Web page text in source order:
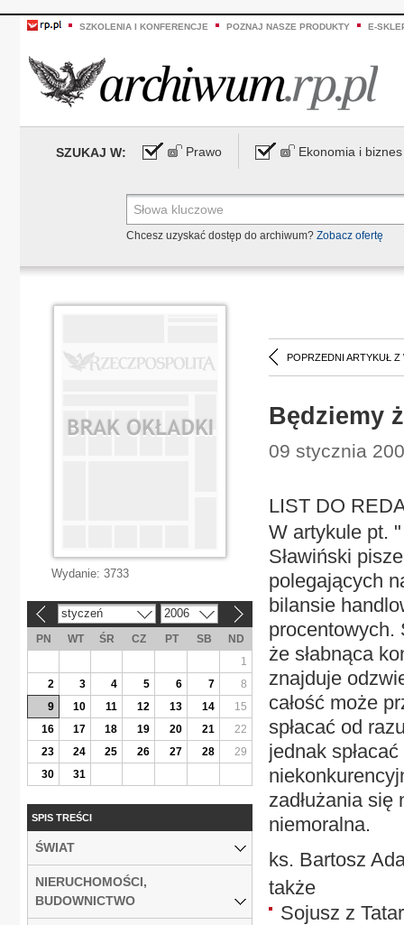
SZKOLENIA I KONFERENCJE POZNAJ NASZE PRODUKTY E-
SZUKAJ W: Prawo Ekonomia i biznes
Chcesz uzyskać dostęp do archiwum? Zobacz ofertę
POPRZEDNI ARTYKUŁ Z
Będziemy
09 stycznia
LIST DO
W artykule pt.
Sławiński
polegających
bilansie
procentowych.
że słabnąca
znajduje
całość może
spłacać od
jednak
zadłużania się
niemoralna.
ks. Bartosz
także
Sojusz z
Wydanie: 3733
styczeń 2006
PN WT ŚR CZ PT SB
ND
1
2
3 4 5 6 7
8
9
10 11 12 13 14
15
16
17 18 19 20 21
22
23
24 25 26 27 28
29
30
31
SPIS TREŚCI
ŚWIAT
NIERUCHOMOŚCI,
BUDOWNICTWO